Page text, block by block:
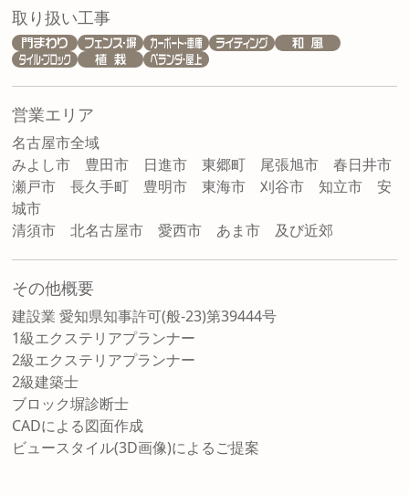
取り扱い工事
営業エリア
名古屋市全域
みよし市 豊田市 日進市 東郷町 尾張旭市 春日井市
瀬戸市 長久手町 豊明市 東海市 刈谷市 知立市 安
城市
清須市 北名古屋市 愛西市 あま市 及び近郊
その他概要
建設業 愛知県知事許可(般-23)第39444号
1級エクステリアプランナー
2級エクステリアプランナー
2級建築士
ブロック塀診断士
CADによる図面作成
ビュースタイル(3D画像)によるご提案